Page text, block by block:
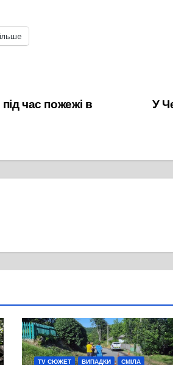
У
час пожежі в
TV СЮЖЕТ ВИПАДКИ СМІЛА